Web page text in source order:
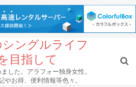
ングルライフ
目指して
した。アラフォー独身女性。
やお得、便利情報等色々。